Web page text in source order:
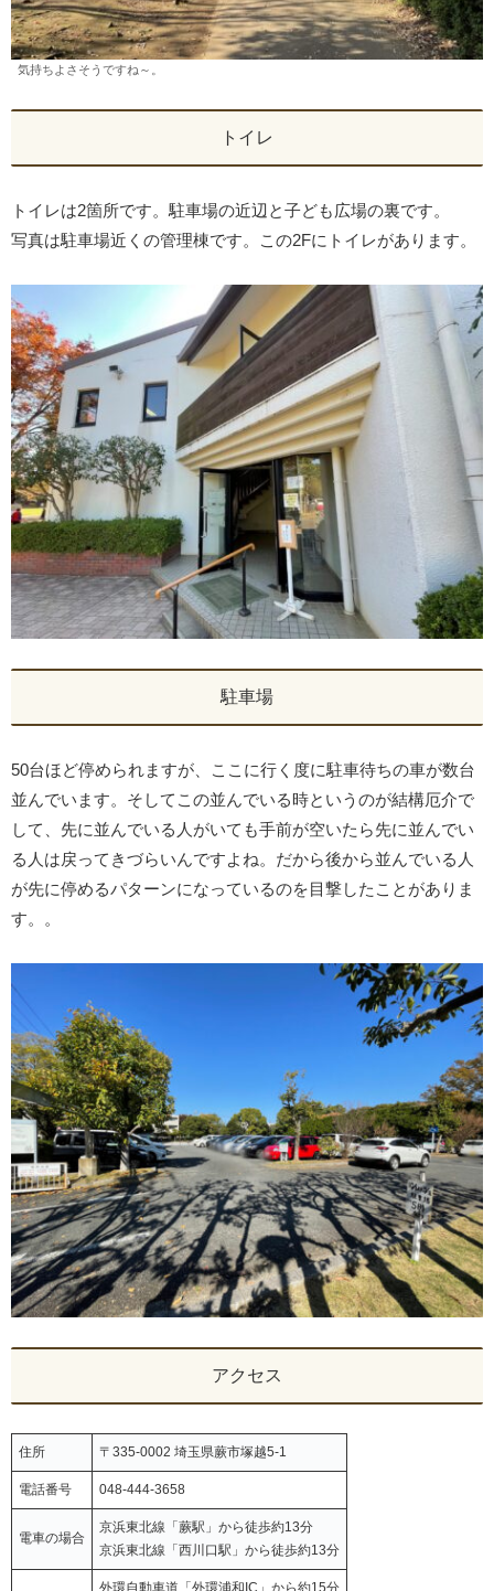
気持ちよさそうですね～。
トイレ
トイレは2箇所です。駐車場の近辺と子ども広場の裏です。
写真は駐車場近くの管理棟です。この2Fにトイレがあります。
駐車場
50台ほど停められますが、ここに行く度に駐車待ちの車が数台
並んでいます。そしてこの並んでいる時というのが結構厄介で
して、先に並んでいる人がいても手前が空いたら先に並んでい
る人は戻ってきづらいんですよね。だから後から並んでいる人
が先に停めるパターンになっているのを目撃したことがありま
す。。
アクセス
住所 〒335-0002 埼玉県蕨市塚越5-1
電話番号 048-444-3658
電車の場合
京浜東北線「蕨駅」から徒歩約13分
京浜東北線「西川口駅」から徒歩約13分